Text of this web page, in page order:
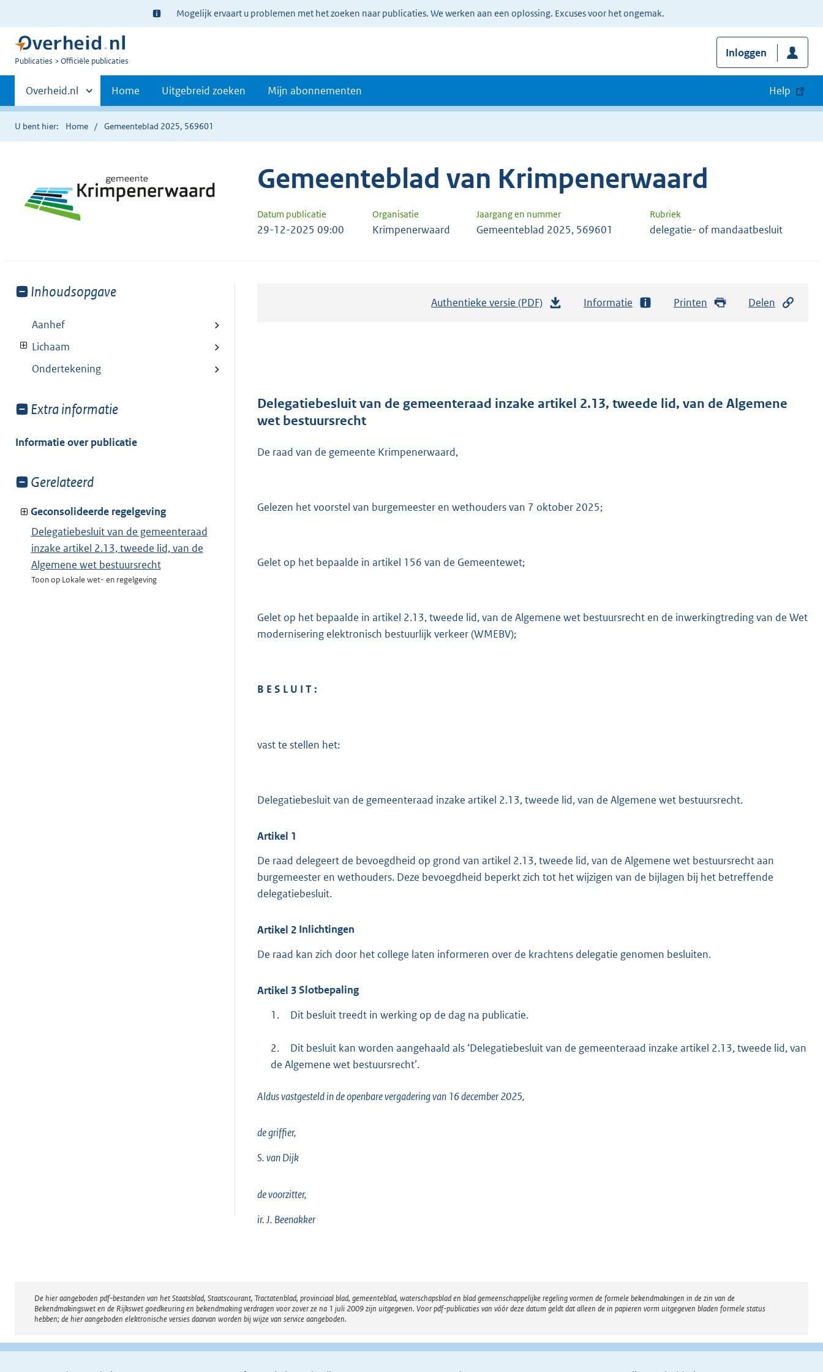
Ter
informatie:
Mogelijk ervaart u problemen met het zoeken naar publicaties. We werken aan een oplossing. Excuses voor het ongemak.
U
Publicaties Officiële publicaties
Inloggen
Primaire
navigatie
Andere
sites
binnen
Overheid.nl Home Uitgebreid zoeken Mijn abonnementen Help
U bent hier: Home Gemeenteblad 2025, 569601
Gemeenteblad van Krimpenerwaard
Datum publicatie Organisatie Jaargang en nummer Rubriek
29-12-2025 09:00 Krimpenerwaard Gemeenteblad 2025, 569601 delegatie- of mandaatbesluit
Toon
van:
Inhoudsopgave
Aanhef
Lichaam
Ondertekening
Toon
van:
Extra informatie
Informatie over publicatie
Toon
van:
Gerelateerd
Geconsolideerde regelgeving
Delegatiebesluit van de gemeenteraad
inzake artikel 2.13, tweede lid, van de
Algemene wet bestuursrecht
Toon op Lokale wet- en regelgeving
Authentieke versie (PDF)
d
t
K
Informatie Printen Delen
Delegatiebesluit van de gemeenteraad inzake artikel 2.13, tweede lid, van de Algemene
wet bestuursrecht
De raad van de gemeente Krimpenerwaard,
Gelezen het voorstel van burgemeester en wethouders van 7 oktober 2025;
Gelet op het bepaalde in artikel 156 van de Gemeentewet;
Gelet op het bepaalde in artikel 2.13, tweede lid, van de Algemene wet bestuursrecht en de inwerkingtreding van de Wet
modernisering elektronisch bestuurlijk verkeer (WMEBV);
B E S L U I T :
vast te stellen het:
Delegatiebesluit van de gemeenteraad inzake artikel 2.13, tweede lid, van de Algemene wet bestuursrecht.
Artikel 1
De raad delegeert de bevoegdheid op grond van artikel 2.13, tweede lid, van de Algemene wet bestuursrecht aan
burgemeester en wethouders. Deze bevoegdheid beperkt zich tot het wijzigen van de bijlagen bij het betreffende
delegatiebesluit.
Artikel 2 Inlichtingen
De raad kan zich door het college laten informeren over de krachtens delegatie genomen besluiten.
Artikel 3Slotbepaling
1.
Dit besluit treedt in werking op de dag na publicatie.
2.
Dit besluit kan worden aangehaald als ‘Delegatiebesluit van de gemeenteraad inzake artikel 2.13, tweede lid, van
de Algemene wet bestuursrecht’.
Aldus vastgesteld in de openbare vergadering van 16 december 2025,
de griffier,
S. van Dijk
de voorzitter,
ir. J. Beenakker
Disclaimer
De hier aangeboden pdf-bestanden van het Staatsblad, Staatscourant, Tractatenblad, provinciaal blad, gemeenteblad, waterschapsblad en blad gemeenschappelijke regeling vormen de formele bekendmakingen in de zin van de
Bekendmakingswet en de Rijkswet goedkeuring en bekendmaking verdragen voor zover ze na 1 juli 2009 zijn uitgegeven. Voor pdf-publicaties van vóór deze datum geldt dat alleen de in papieren vorm uitgegeven bladen formele status
hebben; de hier aangeboden elektronische versies daarvan worden bij wijze van service aangeboden.